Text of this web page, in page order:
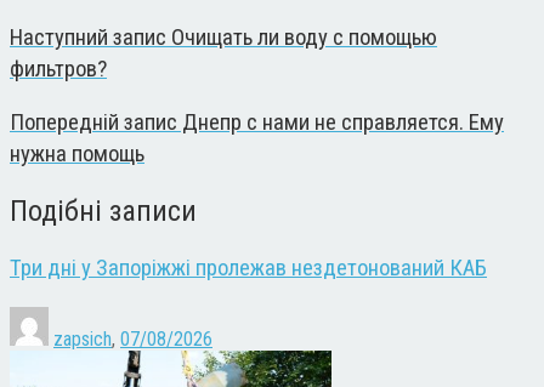
Наступний запис Очищать ли воду с помощью
фильтров?
Попередній запис Днепр с нами не справляется. Ему
нужна помощь
Подібні записи
Три дні у Запоріжжі пролежав нездетонований КАБ
zapsich, 07/08/2026